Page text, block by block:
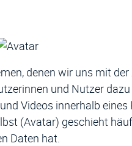
denen wir uns mit
und Nutzer
Videos innerhalb
(Avatar) geschieht
Daten hat.